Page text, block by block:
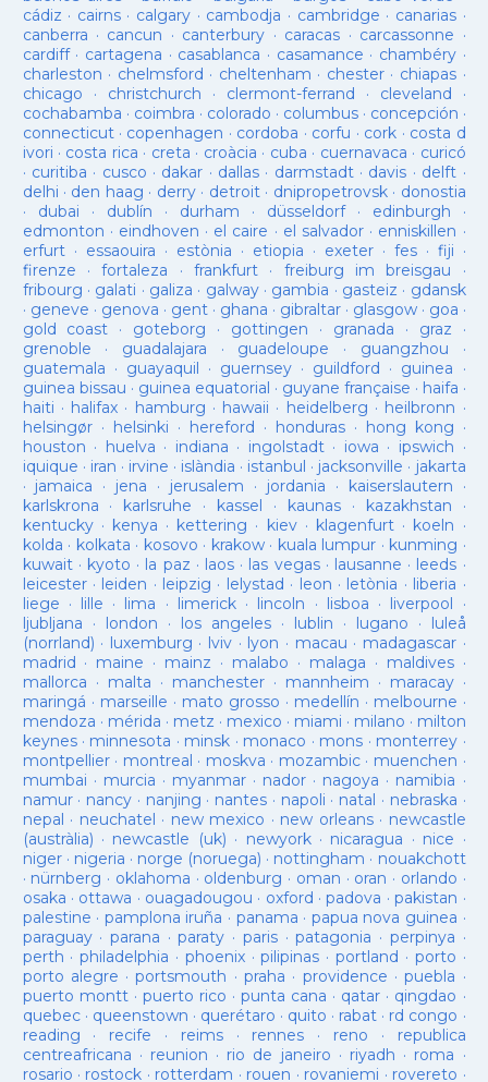
cádiz · cairns· calgary · cambodja · cambridge · canarias·
canberra · cancun · canterbury · caracas · carcassonne ·
cardiff· cartagena · casablanca · casamance · chambéry·
charleston · chelmsford · cheltenham · chester· chiapas ·
chicago · christchurch · clermont-ferrand · cleveland ·
cochabamba · coimbra · colorado · columbus· concepción ·
connecticut· copenhagen · cordoba · corfu · cork · costa d
ivori · costa rica · creta · croàcia · cuba · cuernavaca · curicó
· curitiba · cusco · dakar · dallas · darmstadt· davis · delft ·
delhi · den haag · derry· detroit· dnipropetrovsk· donostia
· dubai · dublín · durham · düsseldorf· edinburgh ·
edmonton · eindhoven · el caire · el salvador · enniskillen ·
erfurt· essaouira · estònia · etiopia · exeter· fes· fiji ·
firenze ·fortaleza · frankfurt· freiburg im breisgau ·
fribourg · galati · galiza · galway· gambia · gasteiz · gdansk
· geneve · genova · gent· ghana · gibraltar· glasgow· goa ·
gold coast · goteborg · gottingen · granada · graz ·
grenoble · guadalajara · guadeloupe · guangzhou ·
guatemala · guayaquil · guernsey· guildford · guinea ·
guinea bissau · guinea equatorial · guyane française · haifa ·
haiti · halifax · hamburg · hawaii · heidelberg · heilbronn ·
helsingør· helsinki · hereford · honduras· hong kong ·
houston · huelva · indiana · ingolstadt· iowa · ipswich ·
iquique · iran · irvine · islàndia · istanbul · jacksonville · jakarta
· jamaica · jena · jerusalem · jordania · kaiserslautern ·
karlskrona · karlsruhe · kassel · kaunas· kazakhstan ·
kentucky· kenya · kettering · kiev· klagenfurt · koeln ·
kolda · kolkata · kosovo · krakow· kuala lumpur · kunming ·
kuwait· kyoto · la paz · laos· las vegas· lausanne · leeds ·
leicester· leiden · leipzig · lelystad · leon · letònia · liberia ·
liege · lille · lima · limerick· lincoln · lisboa · liverpool ·
ljubljana · london · los angeles· lublin · lugano · luleå
(norrland) · luxemburg · lviv · lyon · macau · madagascar·
madrid · maine · mainz · malabo · malaga · maldives·
mallorca · malta · manchester· mannheim · maracay·
maringá · marseille · mato grosso · medellín · melbourne ·
mendoza · mérida · metz · mexico · miami · milano · milton
keynes· minnesota · minsk · monaco · mons · monterrey ·
montpellier· montreal · moskva · mozambic· muenchen ·
mumbai · murcia · myanmar· nador · nagoya · namibia ·
namur· nancy · nanjing · nantes · napoli · natal · nebraska ·
nepal · neuchatel · new mexico · new orleans· newcastle
(austràlia) · newcastle (uk) · newyork· nicaragua · nice ·
niger· nigeria · norge (noruega) · nottingham · nouakchott
· nürnberg · oklahoma · oldenburg · oman · oran · orlando ·
osaka · ottawa · ouagadougou · oxford ·padova ·pakistan ·
palestine · pamplona iruña · panama · papua nova guinea ·
paraguay· parana ·paraty · paris·patagonia · perpinya ·
perth ·philadelphia · phoenix·pilipinas ·portland · porto ·
porto alegre ·portsmouth ·praha · providence ·puebla ·
puerto montt· puerto rico ·punta cana · qatar · qingdao ·
quebec· queenstown · querétaro · quito · rabat · rd congo ·
reading · recife · reims· rennes · reno · republica
centreafricana · reunion · rio de janeiro · riyadh · roma ·
rosario · rostock · rotterdam · rouen · rovaniemi · rovereto ·